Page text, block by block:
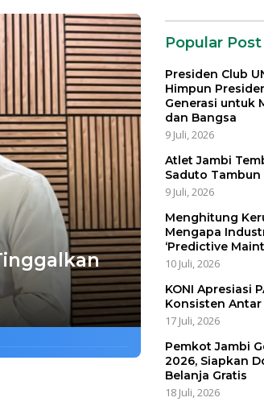
Popular Post
Presiden Club
Himpun
Generasi untuk
dan Bangsa
9 Juli, 2026
Atlet Jambi
Saduto
9 Juli, 2026
Menghitung
Mengapa
‘Predictive
10 Juli, 2026
KONI Apresiasi
Konsisten
17 Juli, 2026
Pemkot Jambi
2026, Siapkan
Belanja Gratis
18 Juli, 2026